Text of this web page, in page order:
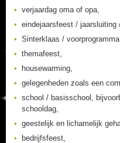
verjaardag oma of opa,
eindejaarsfeest / jaarsluiting
Sinterklaas /
themafeest,
housewarming,
gelegenheden zoals een
school / basisschool,
schooldag,
geestelijk en lichamelijk
bedrijfsfeest,